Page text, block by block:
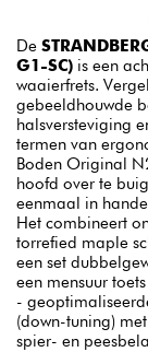
De
G1-SC) is een
waaierfrets.
gebeeldhouwde
halsversteviging
termen van
Boden Original
hoofd over te
eenmaal in
Het combineert
torrefied maple
een set
een mensuur
-
(down-tuning)
spier- en